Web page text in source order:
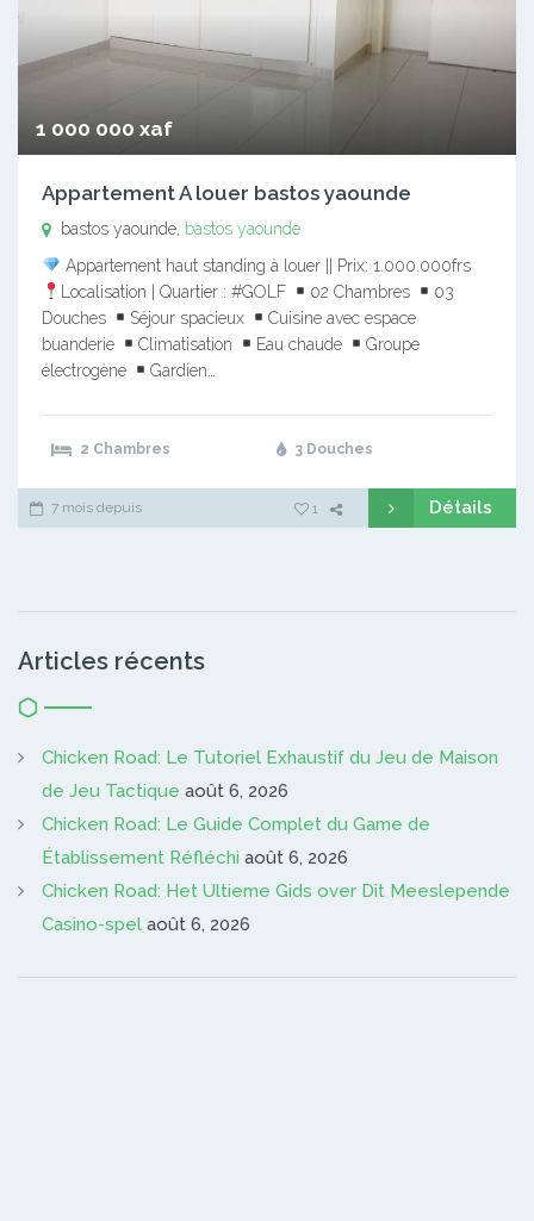
1 000 000 xaf
Appartement A louer bastos yaounde
bastos yaounde, bastos yaounde
Appartement haut standing à louer || Prix: 1.000.000frs
Localisation | Quartier : #GOLF
02 Chambres
03
Douches
Séjour spacieux
Cuisine avec espace
buanderie
Climatisation Eau chaude
Groupe
électrogène
Gardien…
2 Chambres 3 Douches
7 mois depuis 1 Détails
Articles récents
Chicken Road: Le Tutoriel Exhaustif du Jeu de Maison
de Jeu Tactique août 6, 2026
Chicken Road: Le Guide Complet du Game de
Établissement Réfléchi août 6, 2026
Chicken Road: Het Ultieme Gids over Dit Meeslepende
Casino-spel août 6, 2026